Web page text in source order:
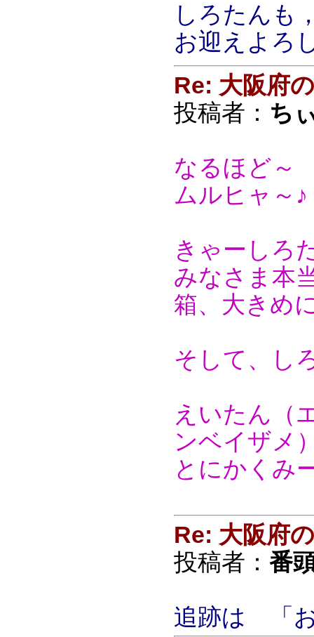
しろたんも
お迎えよろ
Re: 大阪府
投稿者： ち
なるほど～
ムルヒャ～♪
きゃーしろ
みなさま本
箱、大きめ
そして、し
えいたん（
ンベイザメ
とにかくみ
Re: 大阪府
投稿者： 番
追跡は 「